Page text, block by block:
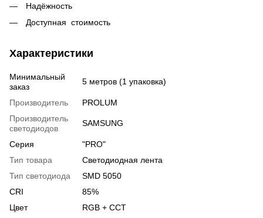
Надёжность
Доступная стоимость
Характеристики
Минимальный
заказ
5 метров (1 упаковка)
Производитель
PROLUM
Производитель
светодиодов
SAMSUNG
Серия
"PRO"
Тип товара
Светодиодная лента
Тип светодиода
SMD 5050
CRI
85%
Цвет
RGB + CCT